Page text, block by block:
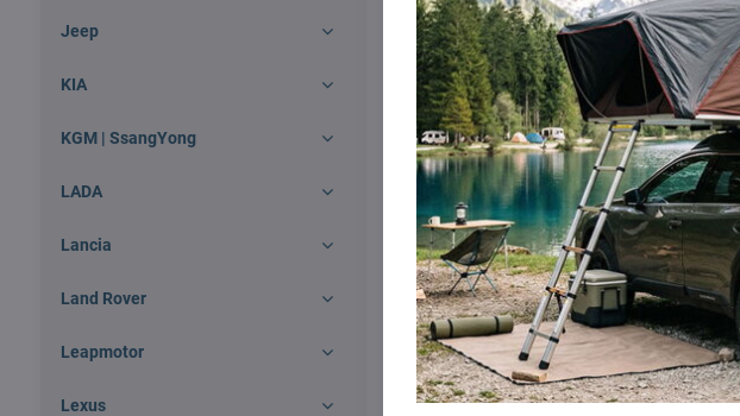
Yakima Black s presahom pre Hondu
HR-V 2015 - integrované lyžiny
Skladom
272 € Do košíka
Jeep
KIA
KGM | SsangYong
LADA
Lancia
Land Rover
Leapmotor
Lexus